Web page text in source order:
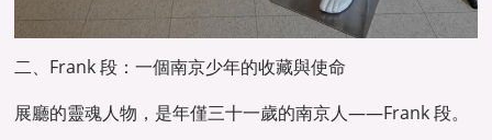
二、Frank 段：一個南京少年的收藏與使命
展廳的靈魂人物，是年僅三十一歲的南京人——Frank 段。